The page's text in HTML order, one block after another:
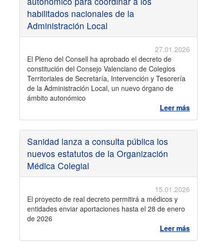
habilitados nacionales de la
Administración Local
27.01.2026
El Pleno del Consell ha aprobado el decreto de
constitución del Consejo Valenciano de Colegios
Territoriales de Secretaría, Intervención y Tesorería
de la Administración Local, un nuevo órgano de
ámbito autonómico
Leer más
Sanidad lanza a consulta pública los
nuevos estatutos de la Organización
Médica Colegial
15.01.2026
El proyecto de real decreto permitirá a médicos y
entidades enviar aportaciones hasta el 28 de enero
de 2026
Leer más